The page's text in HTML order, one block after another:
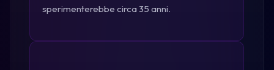
sperimenterebbe circa 35 anni.